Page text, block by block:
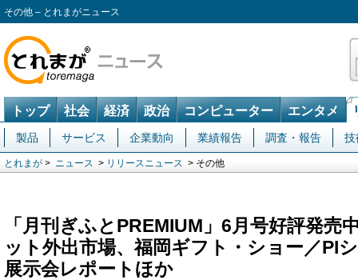
その他 – とれまがニュース
トップ 社会 経済 政治 コンピューター エンタメ
製品 サービス 企業動向 業績報告 調査・報告 技
とれまが > ニュース > リリースニュース > その他
「月刊ぎふとPREMIUM」6月号好評発売
ット外出市場、福岡ギフト・ショー／PI
展示会レポートほか